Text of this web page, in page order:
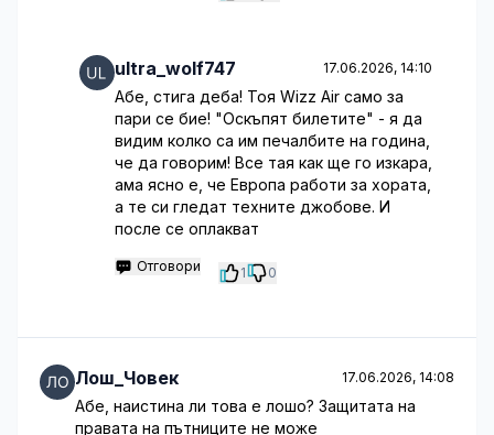
ultra_wolf747 17.06.2026, 14:10
Абе, стига деба! Тоя Wizz Air само за
пари се бие! "Оскъпят билетите" - я да
видим колко са им печалбите на година,
че да говорим! Все тая как ще го изкара,
ама ясно е, че Европа работи за хората,
а те си гледат техните джобове. И
после се оплакват
Отговори 1 0
Лош_Човек 17.06.2026, 14:08
Абе, наистина ли това е лошо? Защитата на
правата на пътниците не може